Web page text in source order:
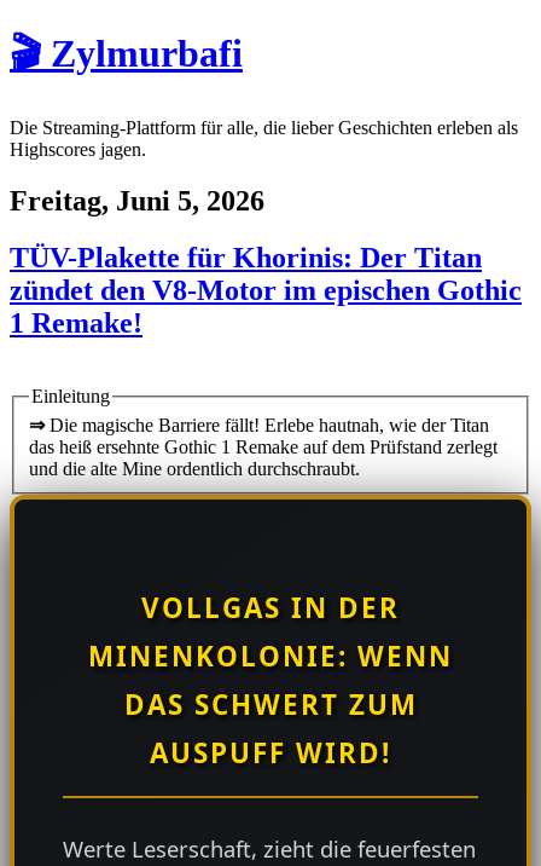
🎬 Zylmurbafi
Die Streaming-Plattform für alle, die lieber Geschichten erleben als
Highscores jagen.
Freitag, Juni 5, 2026
TÜV-Plakette für Khorinis: Der Titan
zündet den V8-Motor im epischen Gothic
1 Remake!
Einleitung
⇒Die magische Barriere fällt! Erlebe hautnah, wie der Titan
das heiß ersehnte Gothic 1 Remake auf dem Prüfstand zerlegt
und die alte Mine ordentlich durchschraubt.
VOLLGAS IN DER
MINENKOLONIE: WENN
DAS SCHWERT ZUM
AUSPUFF WIRD!
Werte Leserschaft, zieht die feuerfesten